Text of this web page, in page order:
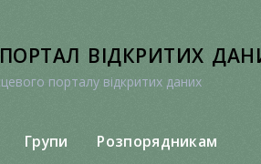
відкритих
порталу відкритих даних
Групи Розпорядникам